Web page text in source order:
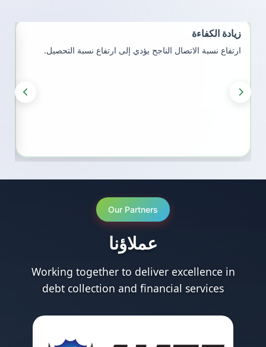
زيادة الكفاءة
ارتفاع نسبة الاتصال الناجح يؤدي إلى ارتفاع نسبة التحصيل.
Our Partners
عملاؤنا
Working together to deliver excellence in
debt collection and financial services